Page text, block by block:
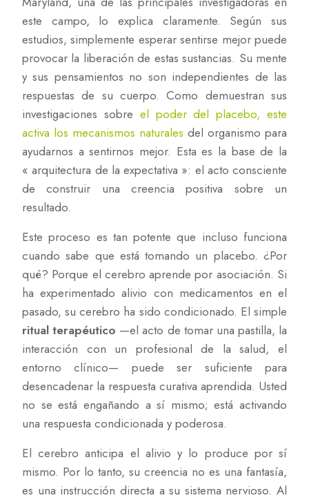
este campo, lo explica claramente. Según sus
estudios, simplemente esperar sentirse mejor puede
provocar la liberación de estas sustancias. Su mente
y sus pensamientos no son independientes de las
respuestas de su cuerpo. Como demuestran sus
investigaciones sobre el poder del placebo, este
activa los mecanismos naturales del organismo para
ayudarnos a sentirnos mejor. Esta es la base de la
« arquitectura de la expectativa »: el acto consciente
de construir una creencia positiva sobre un
resultado.
Este proceso es tan potente que incluso funciona
cuando sabe que está tomando un placebo. ¿Por
qué? Porque el cerebro aprende por asociación. Si
ha experimentado alivio con medicamentos en el
pasado, su cerebro ha sido condicionado. El simple
ritual terapéutico —el acto de tomar una pastilla, la
interacción con un profesional de la salud, el
entorno clínico— puede ser suficiente para
desencadenar la respuesta curativa aprendida. Usted
no se está engañando a sí mismo; está activando
una respuesta condicionada y poderosa.
El cerebro anticipa el alivio y lo produce por sí
mismo. Por lo tanto, su creencia no es una fantasía,
es una instrucción directa a su sistema nervioso. Al